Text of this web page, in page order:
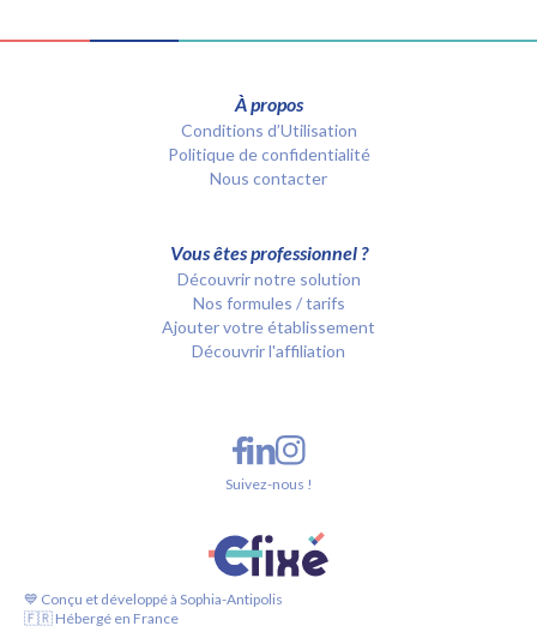
À propos
Conditions d’Utilisation
Politique de confidentialité
Nous contacter
Vous êtes professionnel ?
Découvrir notre solution
Nos formules / tarifs
Ajouter votre établissement
Découvrir l'affiliation
💙 Conçu et développé à Sophia-Antipolis
🇫🇷 Hébergé en France
Suivez-nous !